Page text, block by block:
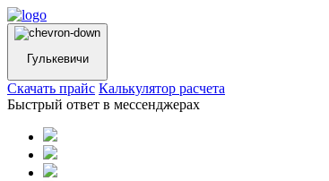
Гулькевичи
Cкачать прайс Калькулятор расчета
Быстрый ответ в мессенджерах